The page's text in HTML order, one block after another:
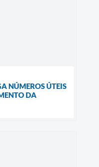
NÚMEROS ÚTEIS
DA